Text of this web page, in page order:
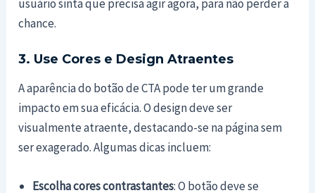
usuário sinta que precisa agir agora, para não perder a
chance.
3. Use Cores e Design Atraentes
A aparência do botão de CTA pode ter um grande
impacto em sua eficácia. O design deve ser
visualmente atraente, destacando-se na página sem
ser exagerado. Algumas dicas incluem:
Escolha cores contrastantes: O botão deve se